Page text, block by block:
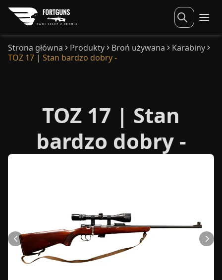
Strona główna Produkty Broń używana
Karabiny
TOZ 17 | Stan bardzo dobry -
TOZ 17 | Stan
bardzo dobry -